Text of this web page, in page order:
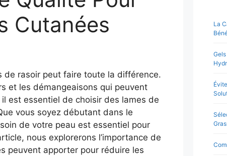
Cutanées
de rasoir peut faire toute la différence.
et les démangeaisons qui peuvent
est essentiel de choisir des lames de
vous soyez débutant dans le
de votre peau est essentiel pour
nous explorerons l’importance de
peuvent apporter pour réduire les
La